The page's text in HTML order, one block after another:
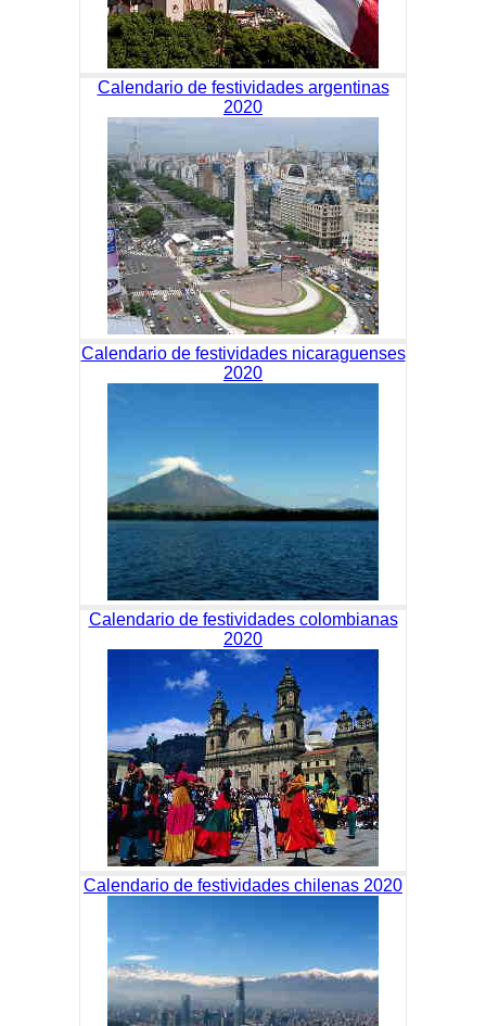
Calendario de festividades argentinas
2020
Calendario de festividades nicaraguenses
2020
Calendario de festividades colombianas
2020
Calendario de festividades chilenas 2020